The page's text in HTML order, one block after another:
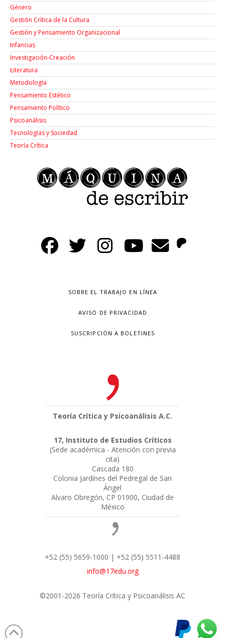
Género
Gestión Crítica de la Cultura
Gestión y Pensamiento Organizacional
Infancias
Investigación-Creación
Łiteratura
Metodología
Pensamiento Estético
Pensamiento Político
Psicoanálisis
Tecnologías y Sociedad
Teoría Crítica
SOBRE EL TRABAJO EN LÍNEA
AVISO DE PRIVACIDAD
SUSCRIPCIÓN A BOLETINES
Teoría Crítica y Psicoanálisis A.C.
17, Instituto de Estudios Críticos
(Sede académica - Atención con previa
cita)
Cascada 180
Colonia Jardínes del Pedregal de San
Ángel
Alvaro Obregón, CP 01900, Ciudad de
México
+52 (55) 5659-1000 | +52 (55) 5511-4488
info@17edu.org
©2001-2026 Teoría Crítica y Psicoanálisis AC